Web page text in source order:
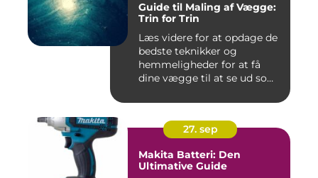
Guide til Maling af Vægge:
Trin for Trin
Læs videre for at opdage de
bedste teknikker og
hemmeligheder for at få
dine vægge til at se ud som
27. sep
Makita Batteri: Den
Ultimative Guide